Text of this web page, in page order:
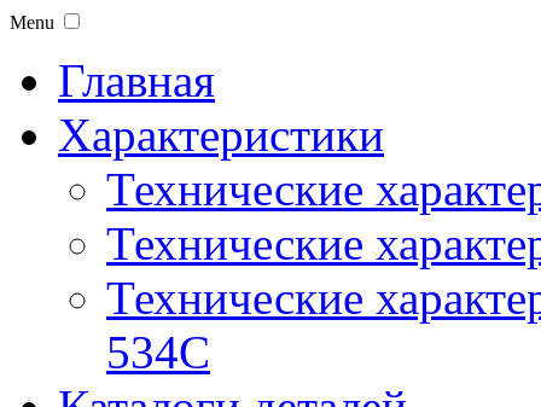
Menu
Главная
Характеристики
Технические
Технические
Технические
534C